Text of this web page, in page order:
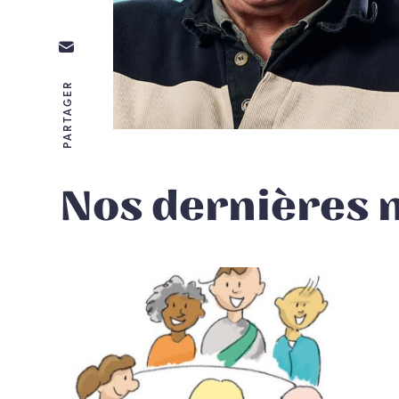
PARTAGER
Nos dernières